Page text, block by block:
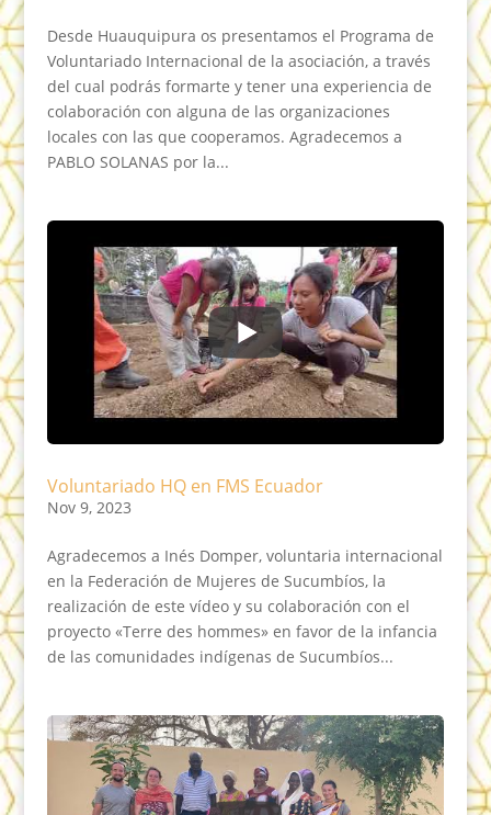
Desde Huauquipura os presentamos el Programa de
Voluntariado Internacional de la asociación, a través
del cual podrás formarte y tener una experiencia de
colaboración con alguna de las organizaciones
locales con las que cooperamos. Agradecemos a
PABLO SOLANAS por la...
Voluntariado HQ en FMS Ecuador
Nov 9, 2023
Agradecemos a Inés Domper, voluntaria internacional
en la Federación de Mujeres de Sucumbíos, la
realización de este vídeo y su colaboración con el
proyecto «Terre des hommes» en favor de la infancia
de las comunidades indígenas de Sucumbíos...